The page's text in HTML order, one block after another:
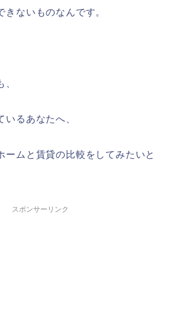
きないものなんです。
いるあなたへ、
ームと賃貸の比較をしてみたいと
スポンサーリンク